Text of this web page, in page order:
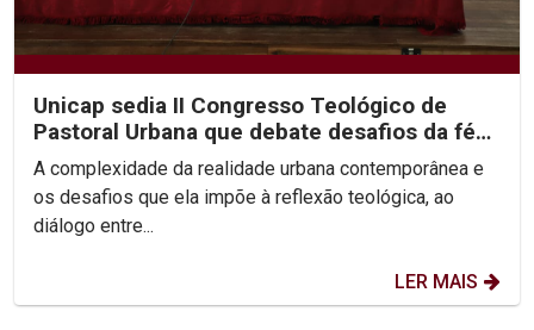
Unicap sedia II Congresso Teológico de
Pastoral Urbana que debate desafios da fé
nas cidades
A complexidade da realidade urbana contemporânea e
os desafios que ela impõe à reflexão teológica, ao
diálogo entre...
LER MAIS